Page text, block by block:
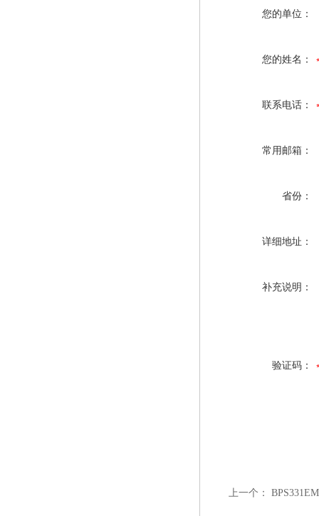
您的单位：
您的姓名：
联系电话：
常用邮箱：
省份：
详细地址：
补充说明：
验证码：
上一个：